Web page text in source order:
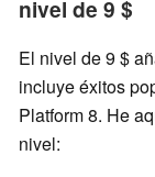
nivel de 9 $
El nivel de 9 $
incluye éxitos
Platform 8. He
nivel: